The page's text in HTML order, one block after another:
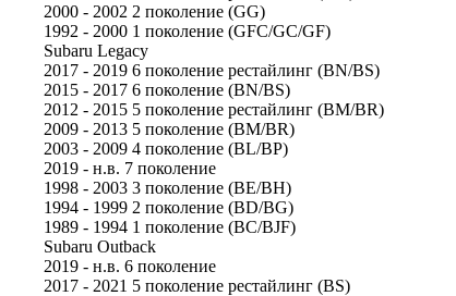
2000 - 2002 2 поколение (GG)
1992 - 2000 1 поколение (GFC/GC/GF)
Subaru Legacy
2017 - 2019 6 поколение рестайлинг (BN/BS)
2015 - 2017 6 поколение (BN/BS)
2012 - 2015 5 поколение рестайлинг (BM/BR)
2009 - 2013 5 поколение (BM/BR)
2003 - 2009 4 поколение (BL/BP)
2019 - н.в. 7 поколение
1998 - 2003 3 поколение (BE/BH)
1994 - 1999 2 поколение (BD/BG)
1989 - 1994 1 поколение (BC/BJF)
Subaru Outback
2019 - н.в. 6 поколение
2017 - 2021 5 поколение рестайлинг (BS)